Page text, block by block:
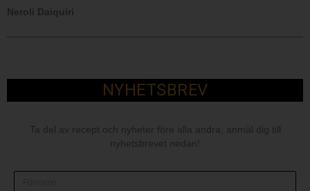
Neroli Daiquiri
NYHETSBREV
Ta del av recept och nyheter före alla andra, anmäl dig till
nyhetsbrevet nedan!